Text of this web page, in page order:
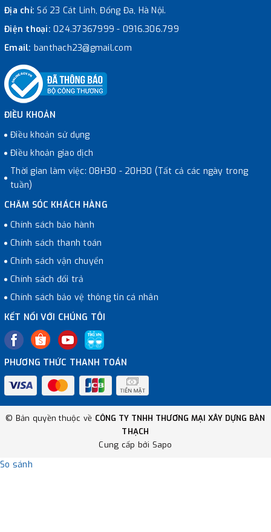
Địa chỉ:Số 23 Cát Linh, Đống Đa, Hà Nội.
Điện thoại: 024.37367999 - 0916.306.799
Email: banthach23@gmail.com
ĐIỀU KHOẢN
Điều khoản sử dụng
Điều khoản giao dịch
Thời gian làm việc: 08H30 - 20H30 (Tất cả các ngày trong
tuần)
CHĂM SÓC KHÁCH HÀNG
Chính sách bảo hành
Chính sách thanh toán
Chính sách vận chuyển
Chính sách đổi trả
Chính sách bảo vệ thông tin cá nhân
KẾT NỐI VỚI CHÚNG TÔI
PHƯƠNG THỨC THANH TOÁN
© Bản quyền thuộc về CÔNG TY TNHH THƯƠNG MẠI XÂY DỰNG BÀN
THẠCH
Cung cấp bởi Sapo
So sánh